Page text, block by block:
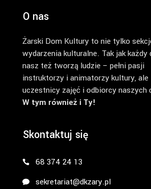
O nas
Żarski Dom Kultury to nie tylko
wydarzenia kulturalne. Tak jak każdy
nasz też tworzą ludzie – pełni pasji
instruktorzy i animatorzy kultury, ale
uczestnicy zajęć i odbiorcy naszych
W tym również i Ty!
Skontaktuj się
68 374 24 13
sekretariat@dkzary.pl